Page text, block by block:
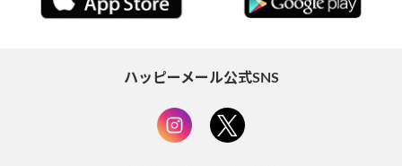
ハッピーメール公式SNS